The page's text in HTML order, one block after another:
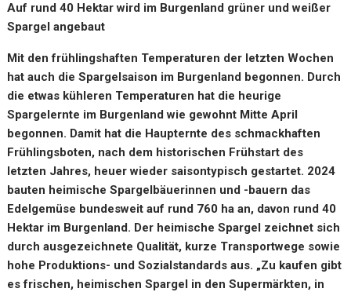
Auf rund 40 Hektar wird im Burgenland grüner und weißer
Spargel angebaut
Mit den frühlingshaften Temperaturen der letzten Wochen
hat auch die Spargelsaison im Burgenland begonnen. Durch
die etwas kühleren Temperaturen hat die heurige
Spargelernte im Burgenland wie gewohnt Mitte April
begonnen. Damit hat die Haupternte des schmackhaften
Frühlingsboten, nach dem historischen Frühstart des
letzten Jahres, heuer wieder saisontypisch gestartet. 2024
bauten heimische Spargelbäuerinnen und -bauern das
Edelgemüse bundesweit auf rund 760 ha an, davon rund 40
Hektar im Burgenland. Der heimische Spargel zeichnet sich
durch ausgezeichnete Qualität, kurze Transportwege sowie
hohe Produktions- und Sozialstandards aus. „Zu kaufen gibt
es frischen, heimischen Spargel in den Supermärkten, in